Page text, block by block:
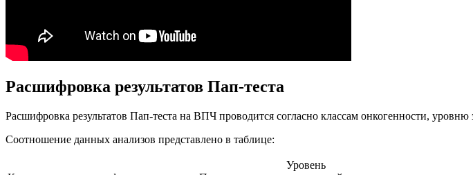
Расшифровка результатов Пап-теста
Расшифровка результатов Пап-теста на ВПЧ проводится согласно классам онкогенности,
Соотношение данных анализов представлено в таблице:
Уровень